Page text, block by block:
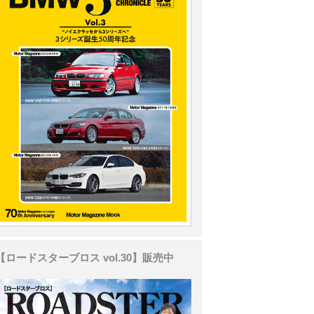
【ロードスターブロス vol.30】販売中